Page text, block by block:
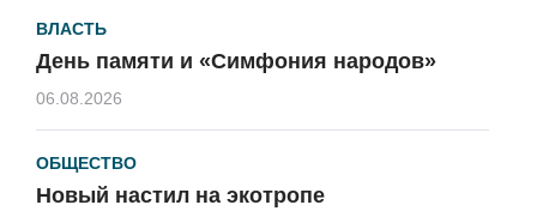
ВЛАСТЬ
День памяти и «Симфония народов»
06.08.2026
ОБЩЕСТВО
Новый настил на экотропе